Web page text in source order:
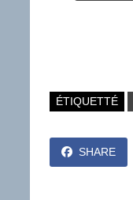
ÉTIQUETTÉ
SHARE